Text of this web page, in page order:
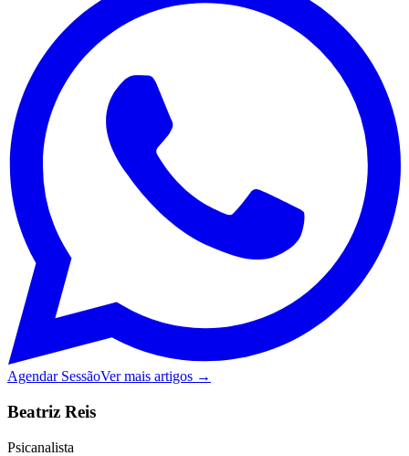
Agendar SessãoVer mais artigos →
Beatriz Reis
Psicanalista